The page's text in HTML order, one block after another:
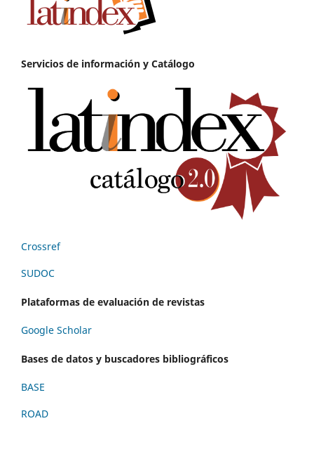
Servicios de información y Catálogo
Crossref
SUDOC
Plataformas de evaluación de revistas
Google Scholar
Bases de datos y buscadores bibliográficos
BASE
ROAD